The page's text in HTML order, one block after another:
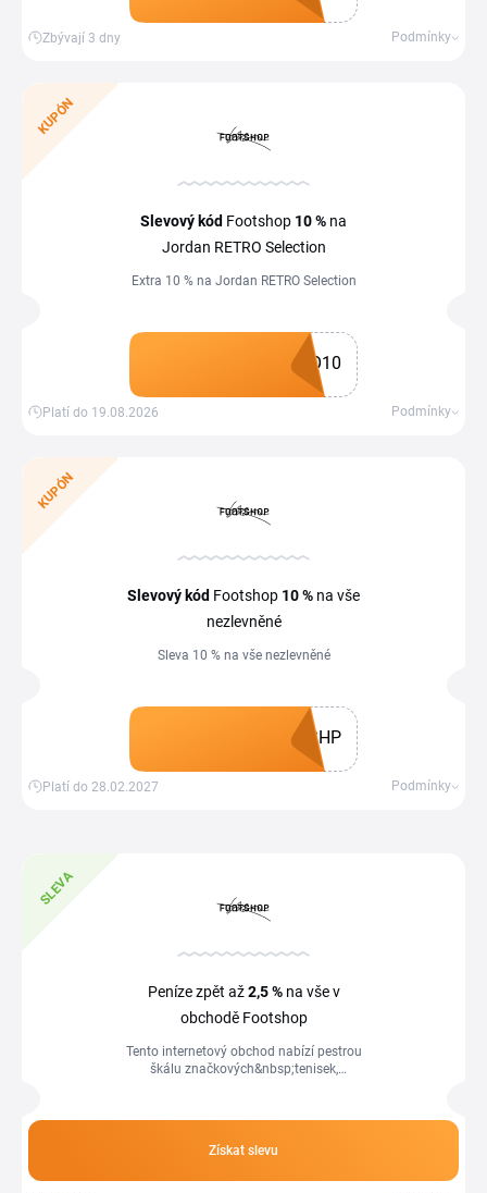
Zbývají 3 dny Podmínky
KUPÓN
Slevový kód Footshop 10 % na
Jordan RETRO Selection
Extra 10 % na Jordan RETRO Selection
O10
Platí do 19.08.2026 Podmínky
KUPÓN
Slevový kód Footshop 10 % na vše
nezlevněné
Sleva 10 % na vše nezlevněné
SHP
Platí do 28.02.2027 Podmínky
SLEVA
Peníze zpět až2,5 %na vše v
obchodě Footshop
Tento internetový obchod nabízí pestrou
škálu značkových&nbsp;tenisek,
Získat slevu